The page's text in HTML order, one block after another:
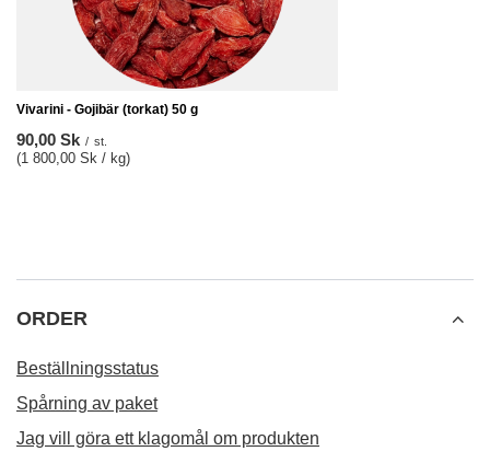
Vivarini - Gojibär (torkat) 50 g
90,00 Sk / st.
(1 800,00 Sk / kg)
ORDER
Beställningsstatus
Spårning av paket
Jag vill göra ett klagomål om produkten